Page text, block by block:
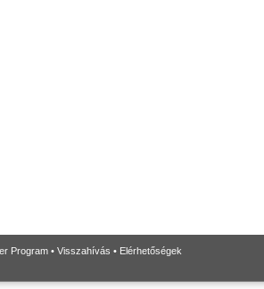
Program • Visszahívás • Elérhetőségek